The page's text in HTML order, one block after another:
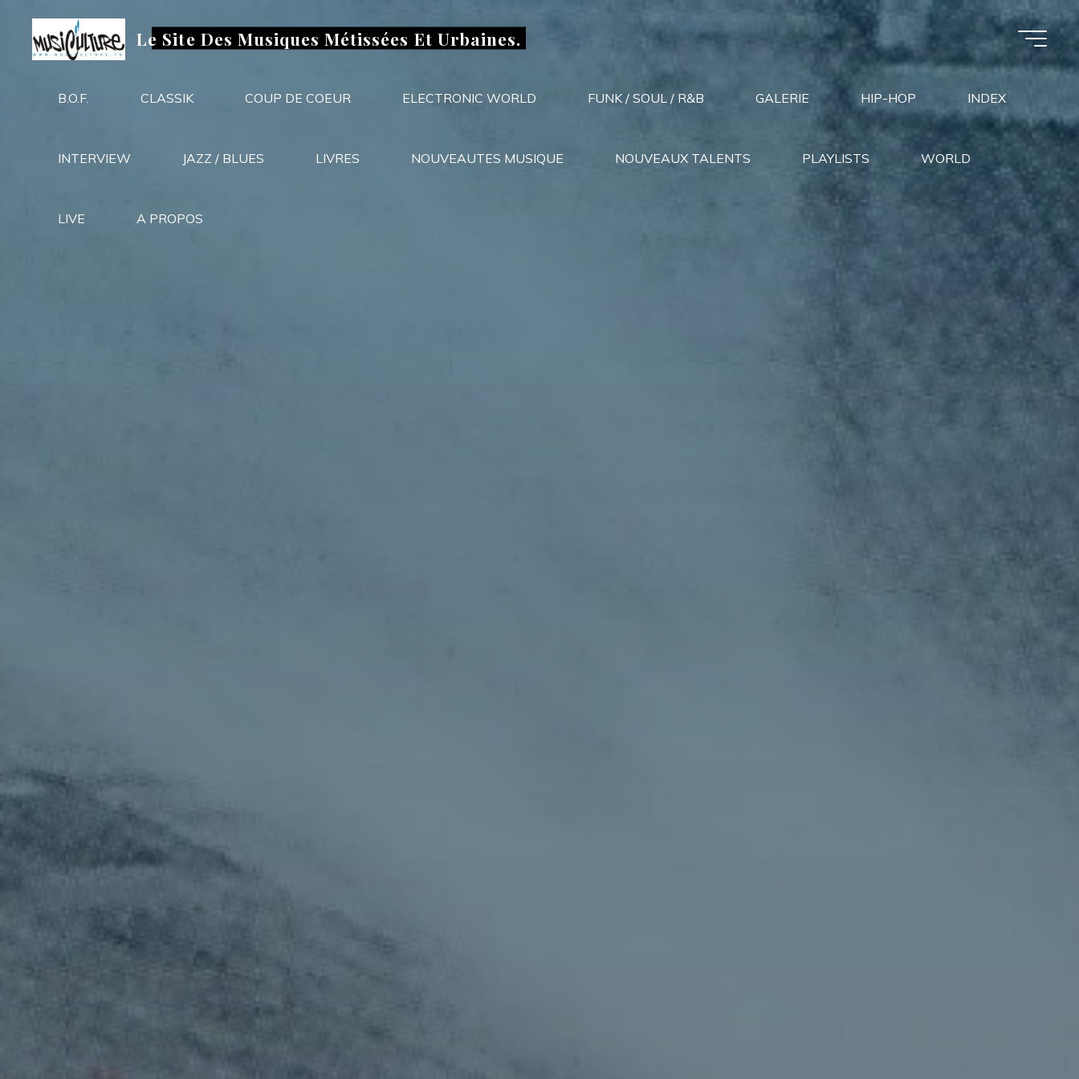
contenu
Le Site Des Musiques Métissées Et Urbaines.
B.O.F. CLASSIK COUP DE COEUR ELECTRONIC WORLD FUNK / SOUL / R&B GALERIE HIP-HOP INDEX
INTERVIEW JAZZ / BLUES LIVRES NOUVEAUTES MUSIQUE NOUVEAUX TALENTS PLAYLISTS WORLD
LIVE A PROPOS